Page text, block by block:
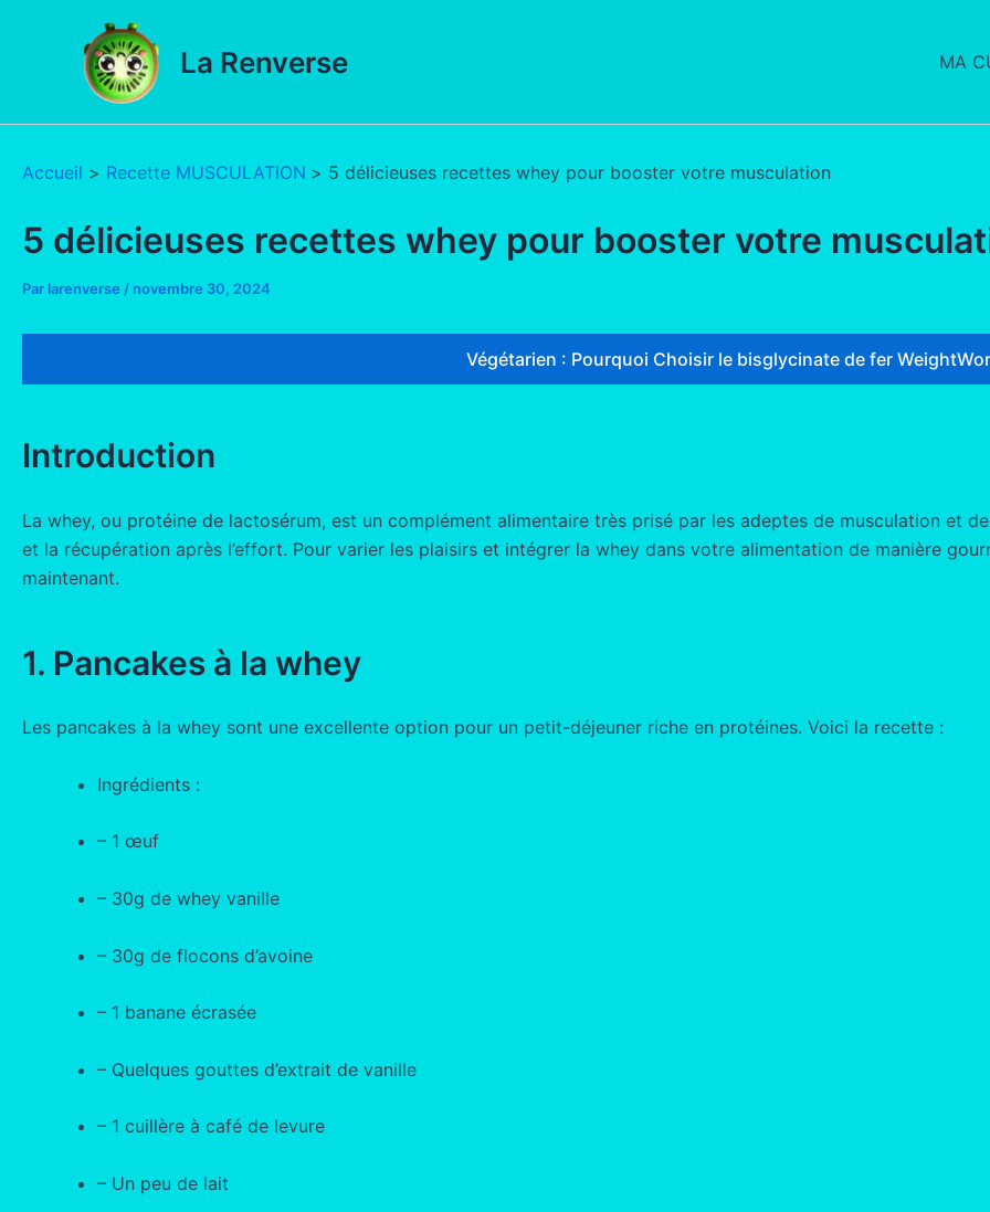
La Renverse MA
Accueil Recette MUSCULATION 5 délicieuses recettes whey pour booster votre musculation
5 délicieuses recettes whey pour booster votre
Par larenverse / novembre 30, 2024
Végétarien : Pourquoi Choisir le bisglycinate de fer
Introduction
La whey, ou protéine de lactosérum, est un complément alimentaire très prisé par les adeptes de musculation et
et la récupération après l’effort. Pour varier les plaisirs et intégrer la whey dans votre alimentation de manière
maintenant.
1. Pancakes à la whey
Les pancakes à la whey sont une excellente option pour un petit-déjeuner riche en protéines. Voici la recette :
Ingrédients :
– 1 œuf
– 30g de whey vanille
– 30g de flocons d’avoine
– 1 banane écrasée
– Quelques gouttes d’extrait de vanille
– 1 cuillère à café de levure
– Un peu de lait